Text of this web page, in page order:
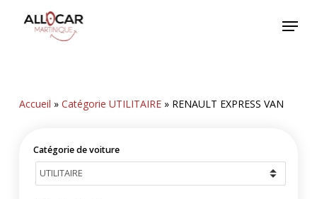
Menu
Accueil » Catégorie UTILITAIRE» RENAULT EXPRESS VAN
Catégorie de voiture